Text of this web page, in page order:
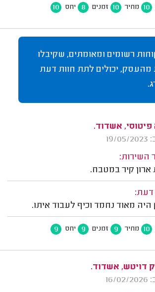
10 מחיר 10 זמנים 8 יחס 10
רשומים ומאומתים, שקיבלו
מהעסק, יכולים לתת חוות דעת
אשדוד.
השירות:
ארון קיר במטבח.
דעת:
היה מאוד נחמד וכיף לעבוד איתו.
10 מחיר 9 זמנים 9 יחס 9
דויטש, אשדוד.